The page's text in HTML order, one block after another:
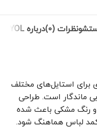
نظرات (0) درباره IPEKYOL
برای استایل‌های مختلف
ماندگار است. طراحی
و رنگ مشکی باعث شده
کمد لباس هماهنگ شود.